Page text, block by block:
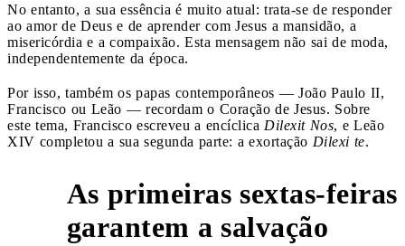
No entanto, a sua essência é muito atual: trata-se de responder
ao amor de Deus e de aprender com Jesus a mansidão, a
misericórdia e a compaixão. Esta mensagem não sai de moda,
independentemente da época.
Por isso, também os papas contemporâneos — João Paulo II,
Francisco ou Leão — recordam o Coração de Jesus. Sobre
este tema, Francisco escreveu a encíclica Dilexit Nos, e Leão
XIV completou a sua segunda parte: a exortação Dilexi te.
As primeiras sextas-feiras
garantem a salvação